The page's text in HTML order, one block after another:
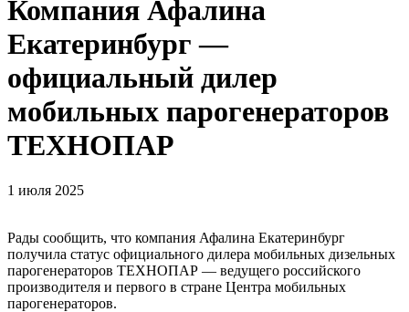
Компания Афалина
Екатеринбург —
официальный дилер
мобильных парогенераторов
ТЕХНОПАР
1 июля 2025
Рады сообщить, что компания Афалина Екатеринбург
получила статус официального дилера мобильных дизельных
парогенераторов ТЕХНОПАР — ведущего российского
производителя и первого в стране Центра мобильных
парогенераторов.